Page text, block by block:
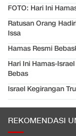
FOTO: Hari Ini
Ratusan Orang
Issa
Hamas Resmi
Hari Ini Hamas-
Bebas
Israel Kegirangan
REKOMENDASI